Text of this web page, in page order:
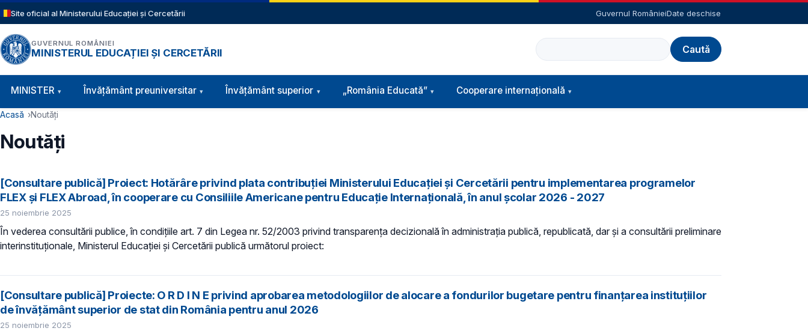
Sari la conținutul principal
Site oficial al Ministerului Educației și Cercetării Guvernul RomânieiDate deschise
GUVERNUL ROMÂNIEI
MINISTERUL EDUCAȚIEI ȘI CERCETĂRII
Caută
Navigație principală
MINISTER Învăţământ preuniversitar Învățământ superior „România Educată” Cooperare internațională
Cale de navigare
Acasă Noutăți
Noutăți
[Consultare publică] Proiect: Hotărâre privind plata contribuției Ministerului Educației și Cercetării pentru implementarea programelor
FLEX și FLEX Abroad, în cooperare cu Consiliile Americane pentru Educație Internațională, în anul școlar 2026 - 2027
25 noiembrie 2025
În vederea consultării publice, în condiţiile art. 7 din Legea nr. 52/2003 privind transparenţa decizională în administraţia publică, republicată, dar și a consultării preliminare
interinstituționale, Ministerul Educaţiei și Cercetării publică următorul proiect:
[Consultare publică] Proiecte: O R D I N E privind aprobarea metodologiilor de alocare a fondurilor bugetare pentru finanțarea instituțiilor
de învățământ superior de stat din România pentru anul 2026
25 noiembrie 2025